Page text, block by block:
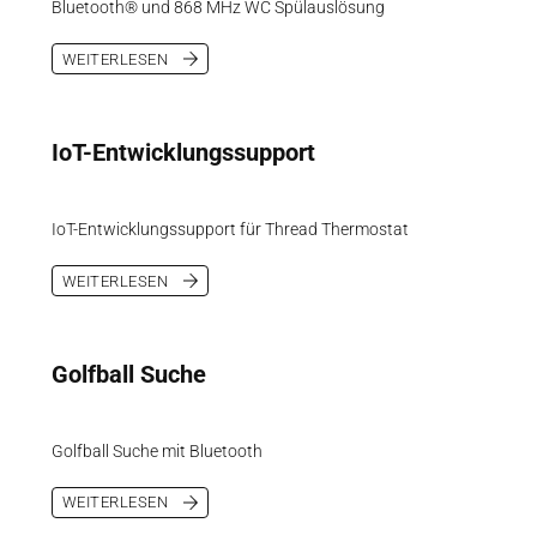
Bluetooth® und 868 MHz WC Spülauslösung
WEITERLESEN
IoT-Entwicklungssupport
IoT-Entwicklungssupport für Thread Thermostat
WEITERLESEN
Golfball Suche
Golfball Suche mit Bluetooth
WEITERLESEN